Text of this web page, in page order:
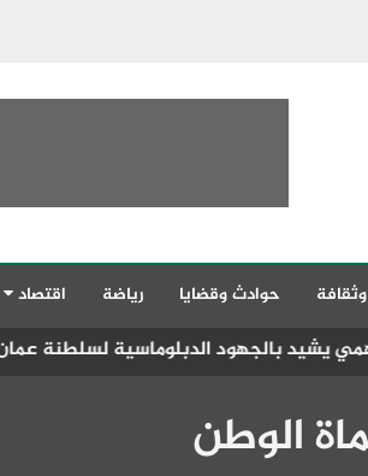
حوادث وقضايا رياضة اقتصاد
لسلطنة عمان للتوصل إلى
الوطن